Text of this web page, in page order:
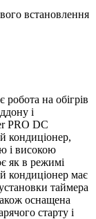
встановлення
на обігрів
і
PRO DC
кондиціонер,
і високою
як в режимі
кондиціонер має
таймера
оснащена
старту і